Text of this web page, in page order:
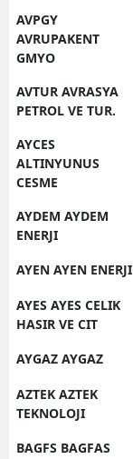
AVPGY
AVRUPAKENT
GMYO
AVTUR AVRASYA
PETROL VE TUR.
AYCES
ALTINYUNUS
CESME
AYDEM AYDEM
ENERJI
AYEN AYEN ENERJI
AYES AYES CELIK
HASIR VE CIT
AYGAZ AYGAZ
AZTEK AZTEK
TEKNOLOJI
BAGFS BAGFAS